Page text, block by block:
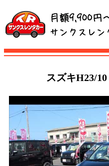
スズキH23/